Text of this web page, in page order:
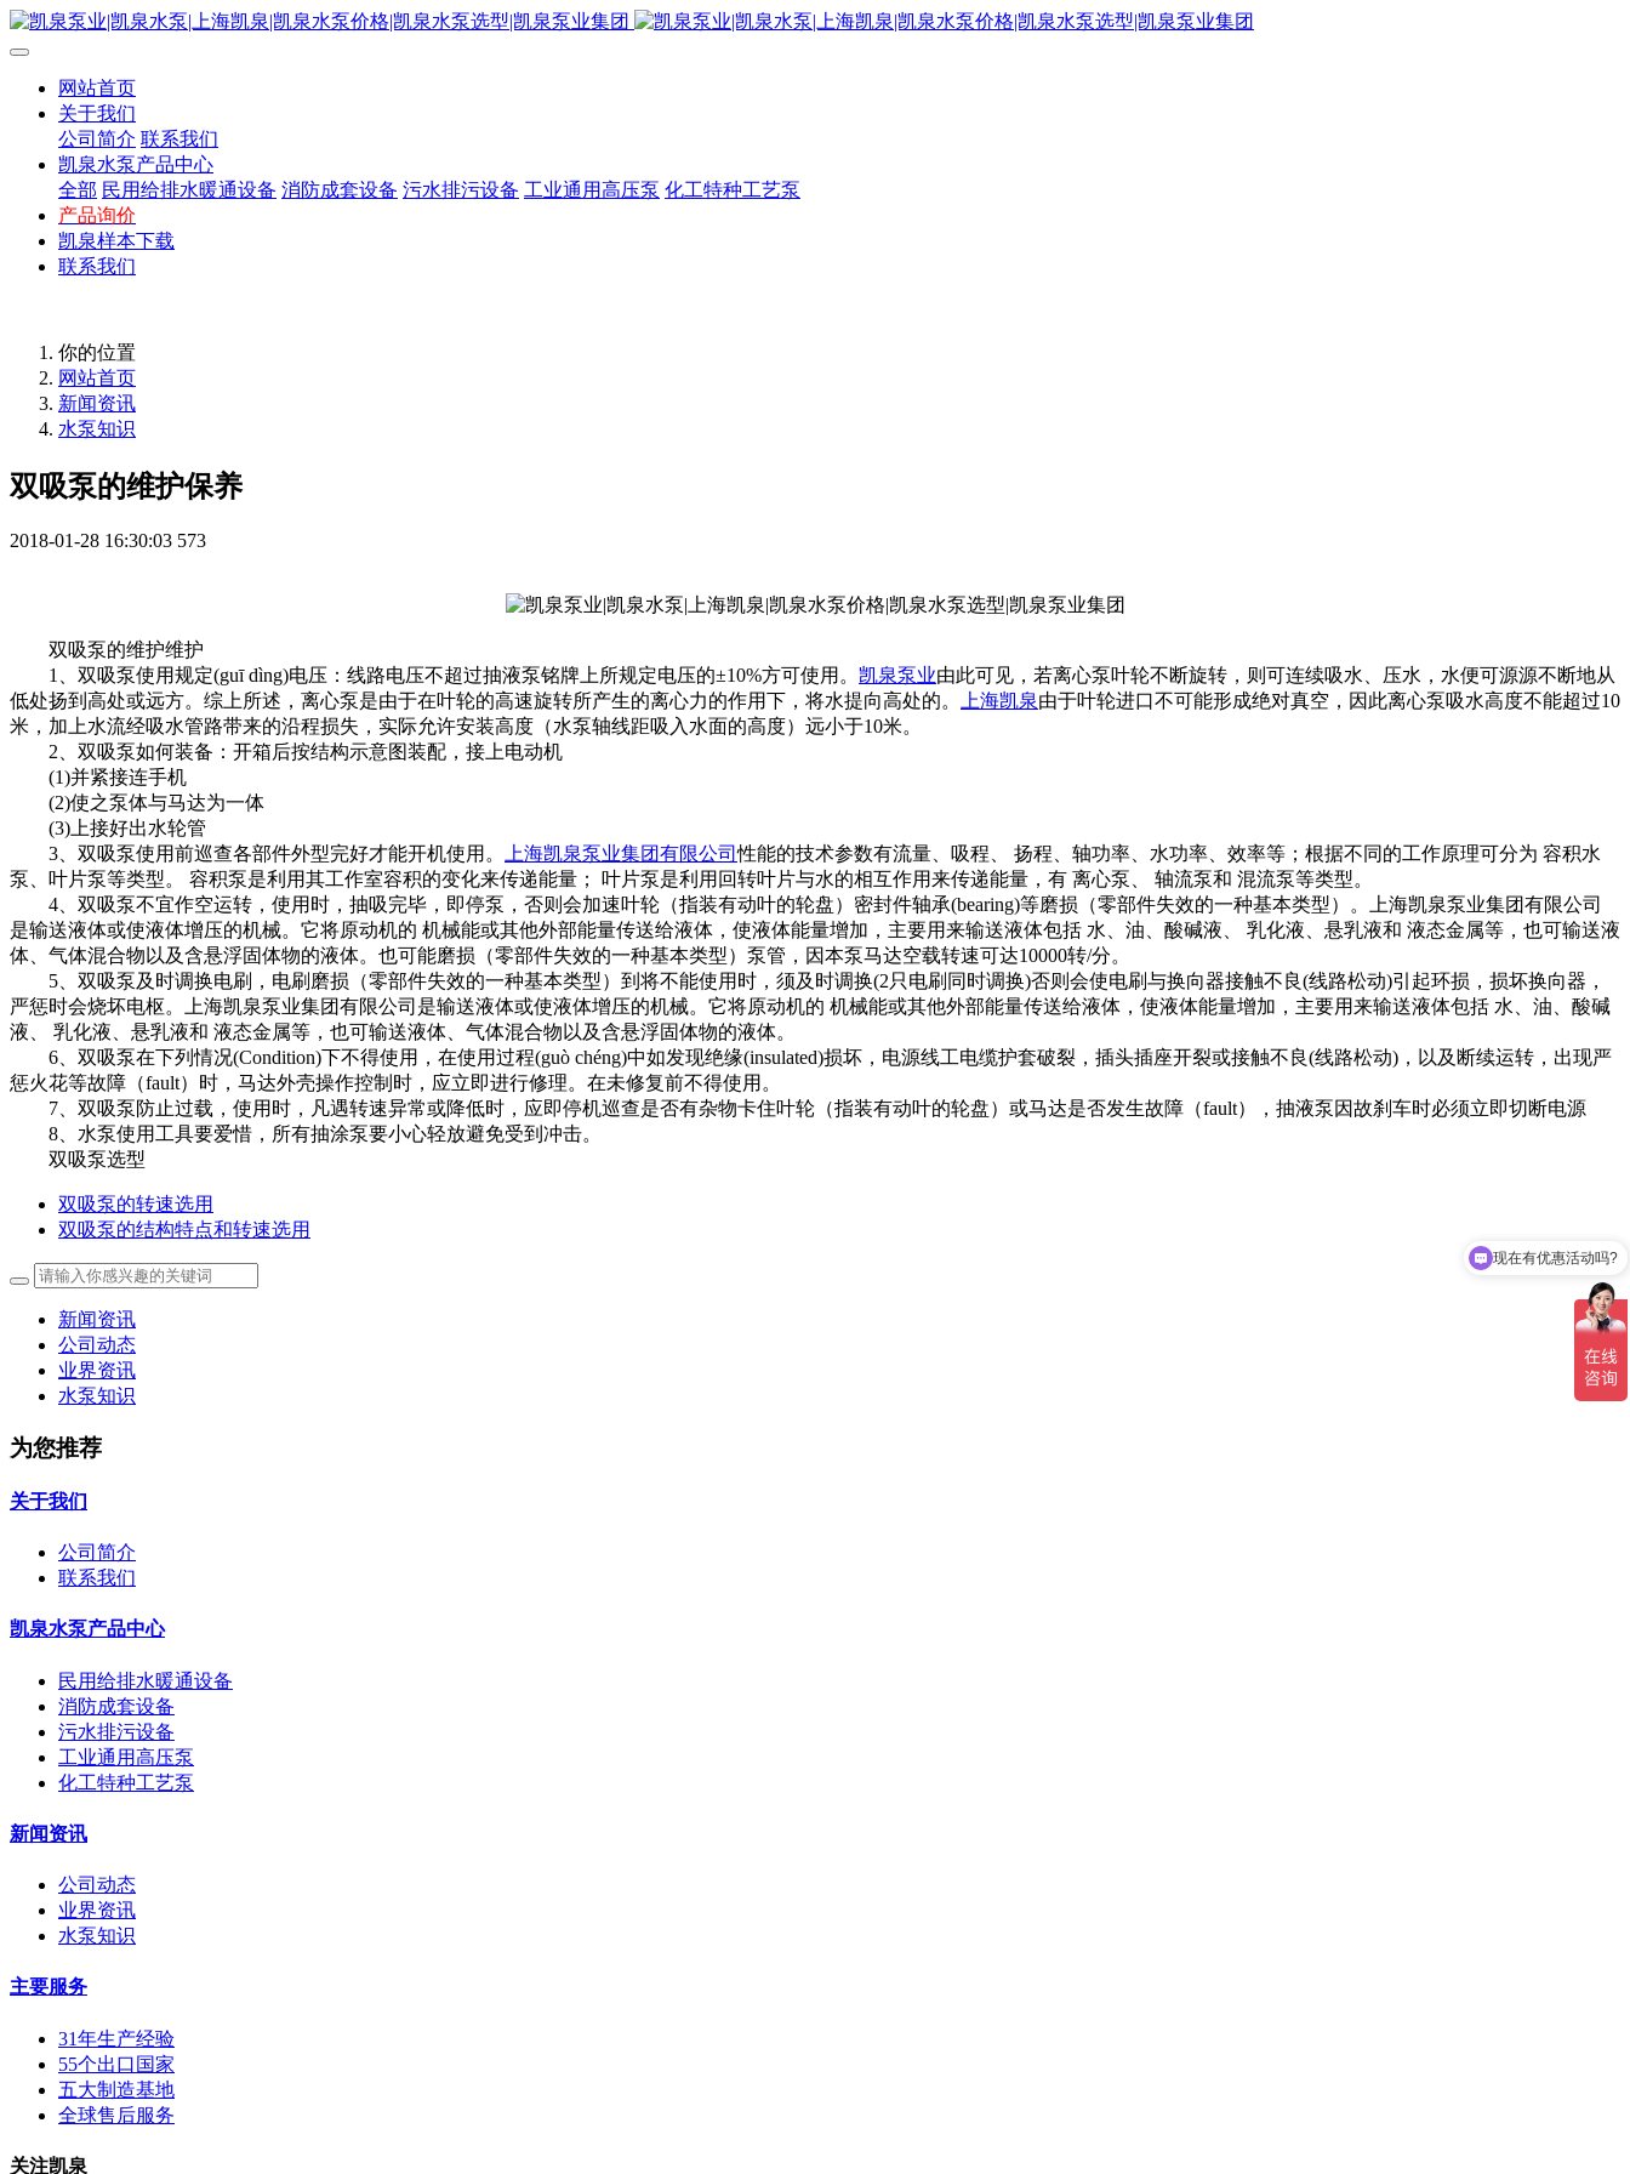
网站首页
关于我们
公司简介 联系我们
凯泉水泵产品中心
全部 民用给排水暖通设备 消防成套设备 污水排污设备 工业通用高压泵 化工特种工艺泵
产品询价
凯泉样本下载
联系我们
你的位置
网站首页
新闻资讯
水泵知识
双吸泵的维护保养
2018-01-28 16:30:03 573
双吸泵的维护维护
1、双吸泵使用规定(guī dìng)电压：线路电压不超过抽液泵铭牌上所规定电压的±10%方可使用。 凯泉泵业由此可见，若离心泵叶轮不断旋转，则可连续吸水、压水，水便可源源不断地从
低处扬到高处或远方。综上所述，离心泵是由于在叶轮的高速旋转所产生的离心力的作用下，将水提向高处的。
上海凯泉由于叶轮进口不可能形成绝对真空，因此离心泵吸水高度不能超过10
米，加上水流经吸水管路带来的沿程损失，实际允许安装高度（水泵轴线距吸入水面的高度）远小于10米。
2、双吸泵如何装备：开箱后按结构示意图装配，接上电动机
(1)并紧接连手机
(2)使之泵体与马达为一体
(3)上接好出水轮管
3、双吸泵使用前巡查各部件外型完好才能开机使用。
上海凯泉泵业集团有限公司性能的技术参数有流量、吸程、 扬程、轴功率、水功率、效率等；根据不同的工作原理可分为 容积水
泵、叶片泵等类型。 容积泵是利用其工作室容积的变化来传递能量； 叶片泵是利用回转叶片与水的相互作用来传递能量，有 离心泵、 轴流泵和 混流泵等类型。
4、双吸泵不宜作空运转，使用时，抽吸完毕，即停泵，否则会加速叶轮（指装有动叶的轮盘）密封件轴承(bearing)等磨损（零部件失效的一种基本类型）。上海凯泉泵业集团有限公司
是输送液体或使液体增压的机械。它将原动机的 机械能或其他外部能量传送给液体，使液体能量增加，主要用来输送液体包括 水、油、酸碱液、 乳化液、悬乳液和 液态金属等，也可输送液
体、气体混合物以及含悬浮固体物的液体。也可能磨损（零部件失效的一种基本类型）泵管，因本泵马达空载转速可达10000转/分。
5、双吸泵及时调换电刷，电刷磨损（零部件失效的一种基本类型）到将不能使用时，须及时调换(2只电刷同时调换)否则会使电刷与换向器接触不良(线路松动)引起环损，损坏换向器，
严惩时会烧坏电枢。上海凯泉泵业集团有限公司是输送液体或使液体增压的机械。它将原动机的 机械能或其他外部能量传送给液体，使液体能量增加，主要用来输送液体包括 水、油、酸碱
液、 乳化液、悬乳液和 液态金属等，也可输送液体、气体混合物以及含悬浮固体物的液体。
6、双吸泵在下列情况(Condition)下不得使用，在使用过程(guò chéng)中如发现绝缘(insulated)损坏，电源线工电缆护套破裂，插头插座开裂或接触不良(线路松动)，以及断续运转，出现严
惩火花等故障（fault）时，马达外壳操作控制时，应立即进行修理。在未修复前不得使用。
7、双吸泵防止过载，使用时，凡遇转速异常或降低时，应即停机巡查是否有杂物卡住叶轮（指装有动叶的轮盘）或马达是否发生故障（fault），抽液泵因故刹车时必须立即切断电源
8、水泵使用工具要爱惜，所有抽涂泵要小心轻放避免受到冲击。
双吸泵选型
双吸泵的转速选用
双吸泵的结构特点和转速选用
新闻资讯
公司动态
业界资讯
水泵知识
为您推荐
关于我们
公司简介
联系我们
凯泉水泵产品中心
民用给排水暖通设备
消防成套设备
污水排污设备
工业通用高压泵
化工特种工艺泵
新闻资讯
公司动态
业界资讯
水泵知识
主要服务
31年生产经验
55个出口国家
五大制造基地
全球售后服务
关注凯泉
凯泉的排污泵
现在有优惠活动吗?